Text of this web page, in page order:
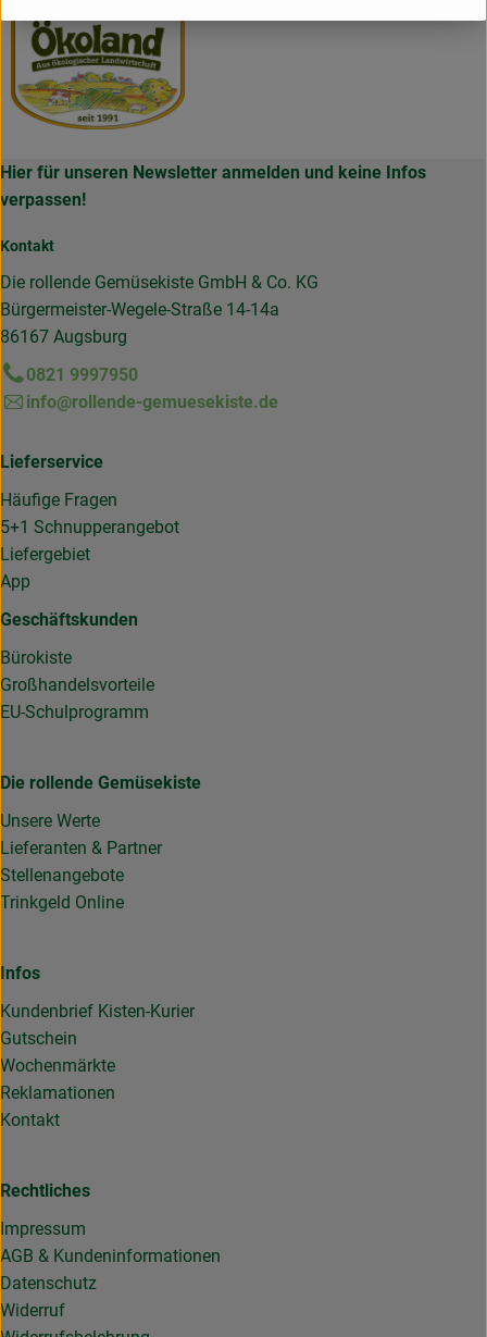
Hier für unseren Newsletter anmelden und keine Infos
verpassen!
Kontakt
Die rollende Gemüsekiste GmbH & Co. KG
Bürgermeister-Wegele-Straße 14-14a
86167 Augsburg
0821 9997950
info@rollende-gemuesekiste.de
Lieferservice
Häufige Fragen
5+1 Schnupperangebot
Liefergebiet
App
Geschäftskunden
Bürokiste
Großhandelsvorteile
EU-Schulprogramm
Die rollende Gemüsekiste
Unsere Werte
Lieferanten & Partner
Stellenangebote
Trinkgeld Online
Infos
Kundenbrief Kisten-Kurier
Gutschein
Wochenmärkte
Reklamationen
Kontakt
Rechtliches
Impressum
AGB & Kundeninformationen
Datenschutz
Widerruf